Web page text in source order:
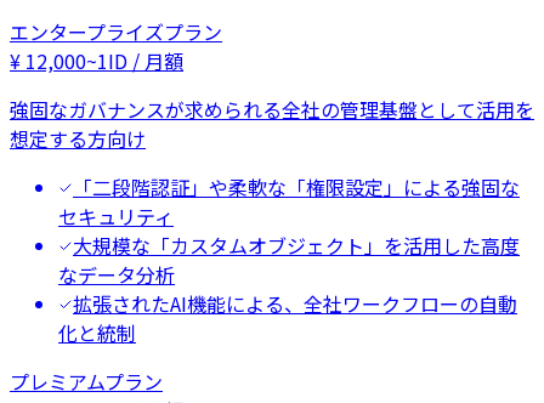
エンタープライズプラン
¥ 12,000~1ID / 月額
強固なガバナンスが求められる全社の管理基盤として活用を
想定する方向け
「二段階認証」や柔軟な「権限設定」による強固な
セキュリティ
大規模な「カスタムオブジェクト」を活用した高度
なデータ分析
拡張されたAI機能による、全社ワークフローの自動
化と統制
プレミアムプラン